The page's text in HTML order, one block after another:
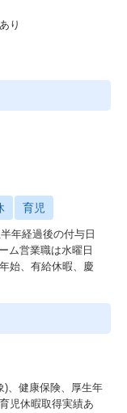
り
育児
年経過後の付与日
ム営業職は水曜日
始、有給休暇、慶
)、健康保険、厚生年
児休暇取得実績あ